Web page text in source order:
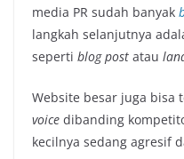
media PR sudah banyak
langkah selanjutnya
seperti blog post atau
Website besar juga bisa
voice dibanding
kecilnya sedang agresif